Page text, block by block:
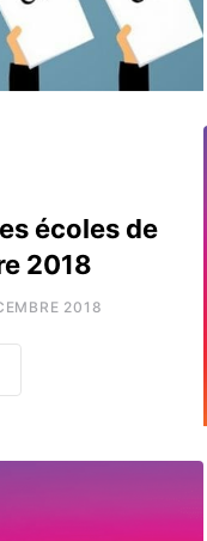
écoles de
2018
2018